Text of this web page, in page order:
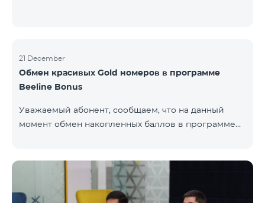
21 December
Обмен красивых Gold номеров в программе
Beeline Bonus
Уважаемый абонент, сообщаем, что на данный
момент обмен накопленных баллов в программе
категорий: Nickel, Bronze, Silver, Platinum.